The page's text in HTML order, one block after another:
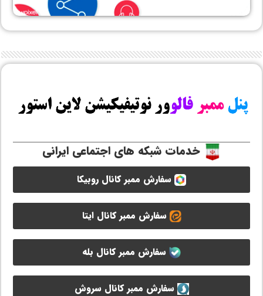
خدمات شبکه های اجتماعی ایرانی
سفارش ممبر کانال روبیکا
سفارش ممبر کانال ایتا
سفارش ممبر کانال بله
سفارش ممبر کانال سروش